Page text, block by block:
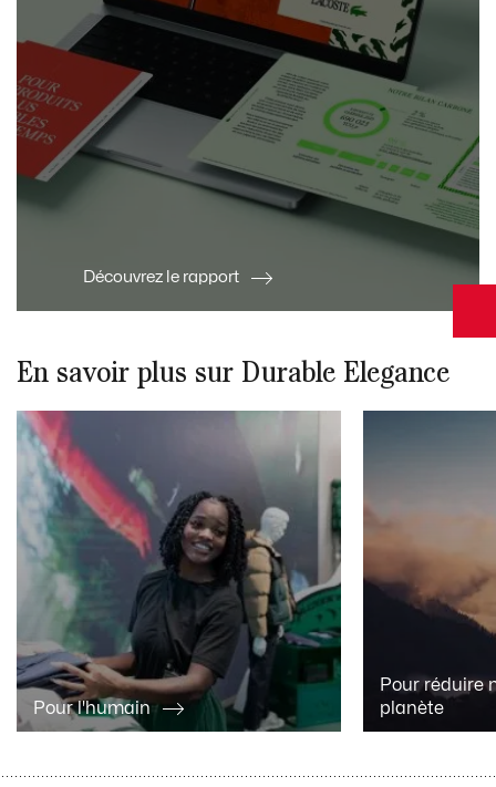
Découvrez le rapport
En savoir plus sur Durable Elegance
Pour l'humain
Pour réduire
planète